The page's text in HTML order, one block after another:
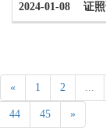
2024-01-08 证
« 1 2 ...
44 45 »